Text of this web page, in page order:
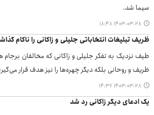
سیما شد.
۱۴۰۳-۰۳-۲۸ ۱۸:۴۸
ظریف تبلیغات انتخاباتی جلیلی و زاکانی را ناکام
طیف نزدیک به تفکر جلیلی و زاکانی که مخالفان برجام
ظریف و روحانی بلکه دیگر چهره‌ها را نیز هدف قرار
۱۴۰۳-۰۳-۲۸ ۱۴:۳۷
یک ادعای دیگر زاکانی رد شد